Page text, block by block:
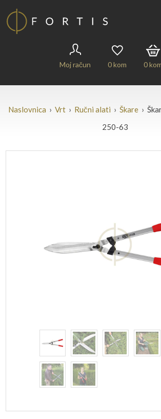
Moj račun 0kom 0
Naslovnica › Vrt› Ručni alati › Škare›
250-63